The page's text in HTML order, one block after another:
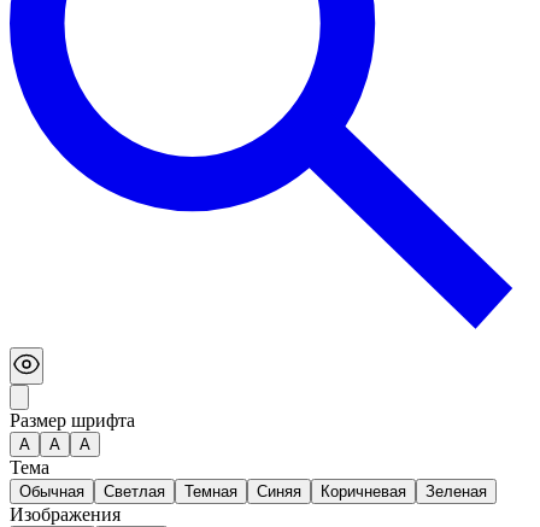
Размер шрифта
А A A
Тема
Обычная Светлая Темная Синяя Коричневая Зеленая
Изображения